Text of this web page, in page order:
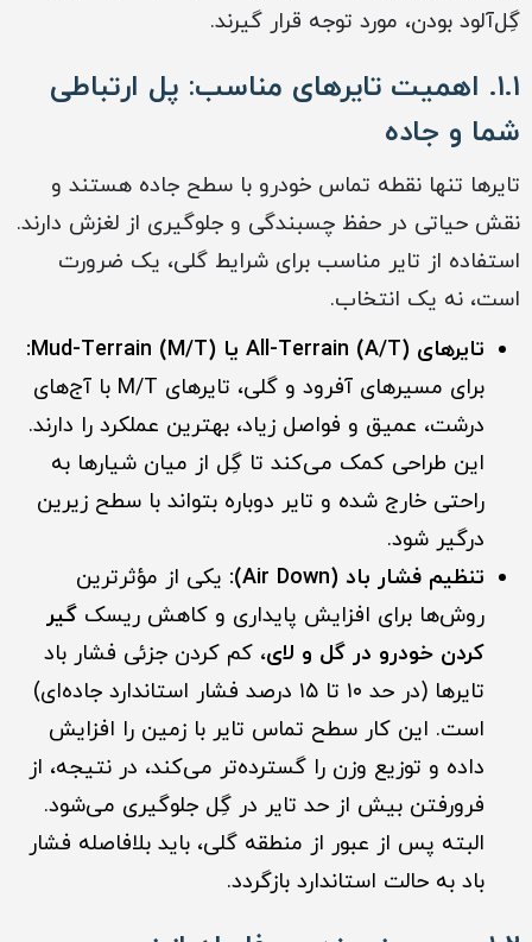
گِل‌آلود بودن، مورد توجه قرار گیرند.
۱.۱. اهمیت تایرهای مناسب: پل ارتباطی
شما و جاده
تایرها تنها نقطه تماس خودرو با سطح جاده هستند و
نقش حیاتی در حفظ چسبندگی و جلوگیری از لغزش دارند.
استفاده از تایر مناسب برای شرایط گلی، یک ضرورت
است، نه یک انتخاب.
تایرهای All-Terrain (A/T) یا Mud-Terrain (M/T):
برای مسیرهای آفرود و گلی، تایرهای M/T با آج‌های
درشت، عمیق و فواصل زیاد، بهترین عملکرد را دارند.
این طراحی کمک می‌کند تا گِل از میان شیارها به
راحتی خارج شده و تایر دوباره بتواند با سطح زیرین
درگیر شود.
تنظیم فشار باد (Air Down):
یکی از مؤثرترین
روش‌ها برای افزایش پایداری و کاهش ریسک گیر
کردن خودرو در گل و لای، کم کردن جزئی فشار باد
تایرها (در حد ۱۰ تا ۱۵ درصد فشار استاندارد جاده‌ای)
است. این کار سطح تماس تایر با زمین را افزایش
داده و توزیع وزن را گسترده‌تر می‌کند، در نتیجه، از
فرورفتن بیش از حد تایر در گِل جلوگیری می‌شود.
البته پس از عبور از منطقه گلی، باید بلافاصله فشار
باد به حالت استاندارد بازگردد.